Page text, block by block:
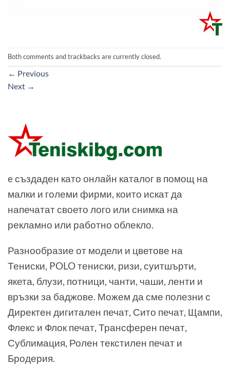
Both comments and trackbacks are currently closed.
← Previous
Next →
e създаден като онлайн каталог в помощ на
малки и големи фирми, които искат да
напечатат своето лого или снимка на
рекламно или работно облекло.
Разнообразие от модели и цветове на
Тениски, POLO тениски, ризи, суитшърти,
якета, блузи, потници, чанти, чаши, ленти и
връзки за баджове. Можем да сме полезни с
Директен дигитален печат, Сито печат, Щампи,
Флекс и Флок печат, Трансферен печат,
Сублимация, Ролен текстилен печат и
Бродерия.